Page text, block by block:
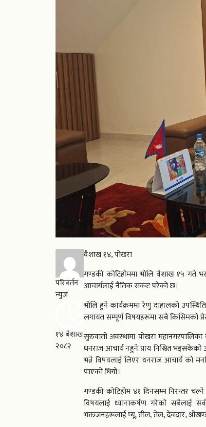
परिबर्तन
न्युज
१४ बैशाख
२०८२
वैशाख १४, पोखरा
गण्डकी कोटिहोममा भोलि वैशाख १५ गते
आचार्यलाई नैतिक संकट परेको छ।
भोलि हुने कार्यक्रममा रेणु दाहालको
लगायत सम्पूर्ण विषयहरूमा सबै किसिमको
सुरुवाती अवस्थामा पोखरा
धनराज आचार्य नहुने प्राय निश्चित
भन्ने विषयलाई लिएर धनराज आचार्य को
पाएको थियो।
गण्डकी कोटिहोम ४१ दिनसम्म निरन्तर
विषयलाई ध्यानाकर्षण गरेको सबैलाई
भक्तजनहरूलाई घ्यू, तील, तेल, देवदार,